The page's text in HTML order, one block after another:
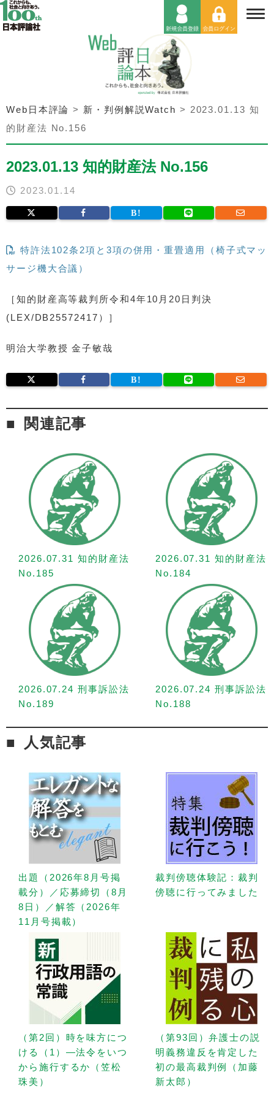
Web日本評論 > 新・判例解説Watch > 2023.01.13 知
的財産法 No.156
2023.01.13 知的財産法 No.156
2023.01.14
特許法102条2項と3項の併用・重畳適用（椅子式マッ
サージ機大合議）
［知的財産高等裁判所令和4年10月20日判決
(LEX/DB25572417）］
明治大学教授 金子敏哉
関連記事
2026.07.31 知的財産法
No.185
2026.07.31 知的財産法
No.184
2026.07.24 刑事訴訟法
No.189
2026.07.24 刑事訴訟法
No.188
人気記事
出題（2026年8月号掲
載分）／応募締切（8月
8日）／解答（2026年
11月号掲載）
裁判傍聴体験記：裁判
傍聴に行ってみました
（第2回）時を味方につ
ける（1）—法令をいつ
から施行するか（笠松
珠美）
（第93回）弁護士の説
明義務違反を肯定した
初の最高裁判例（加藤
新太郎）